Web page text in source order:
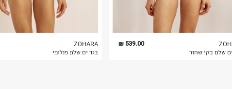
ZOHARA
בגד ים שלם פנלופי
539.00 ₪
שלם בקי שחור